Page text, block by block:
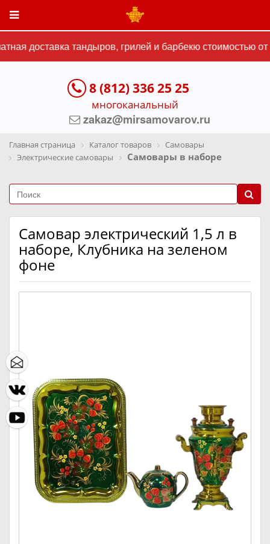
доставка тандыров, грилей и барбекю стоимостью
8 (812) 336 25 25
многоканальный
zakaz@mirsamovarov.ru
Главная страница Каталог товаров
Самовары
Электрические самовары
Самовары в наборе
Самовар электрический 1,5 л в
наборе, Клубника на зеленом
фоне